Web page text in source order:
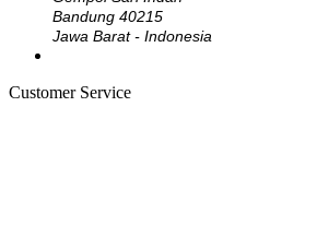
Bandung 40215
Jawa Barat - Indonesia
Customer Service